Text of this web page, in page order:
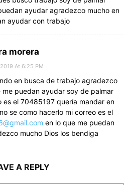
ayudar agradezco mucho en
ayudar con trabajo
morera
At 6:25 PM
en busca de trabajo agradezco
me puedan ayudar soy de palmar
es el 70485197 quería mandar en
se como hacerlo mi correo es el
en lo que me puedan
mucho Dios los bendiga
A REPLY